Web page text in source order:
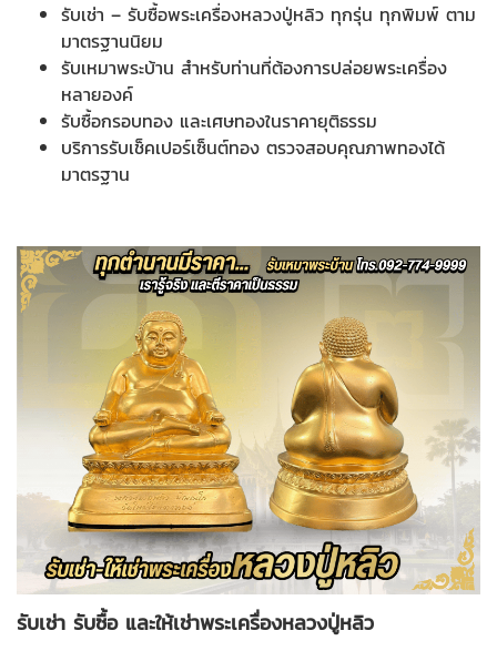
รับเช่า – รับซื้อพระเครื่องหลวงปู่หลิว ทุกรุ่น ทุกพิมพ์ ตาม
มาตรฐานนิยม
รับเหมาพระบ้าน สำหรับท่านที่ต้องการปล่อยพระเครื่อง
หลายองค์
รับซื้อกรอบทอง และเศษทองในราคายุติธรรม
บริการรับเช็คเปอร์เซ็นต์ทอง ตรวจสอบคุณภาพทองได้
มาตรฐาน
รับเช่า รับซื้อ และให้เช่าพระเครื่องหลวงปู่หลิว